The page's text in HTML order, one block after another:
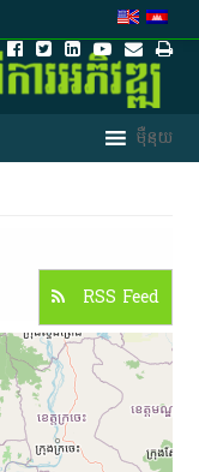
RSS Feed